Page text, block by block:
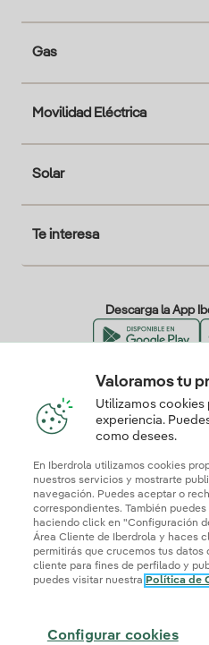
Gas
Movilidad Eléctrica
Solar
Te interesa
Descarga la App
Nuestros
Mapa webInformación
Seguridad de la
¿Cómo ser colaborador?
Valoramos tu
Utilizamos cookies
experiencia.
como desees.
En Iberdrola utilizamos cookies
nuestros servicios y mostrarte
navegación. Puedes aceptar o
correspondientes. También
haciendo click en "Configuración
Área Cliente de Iberdrola y haces
permitirás que crucemos tus
cliente para fines de perfilado y
puedes visitar nuestra Política de
Configurar cookies